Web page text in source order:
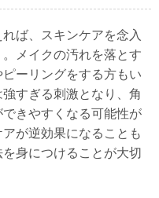
ば、スキンケアを念入
メイクの汚れを落とす
ーリングをする方もい
すぎる刺激となり、角
きやすくなる可能性が
が逆効果になることも
身につけることが大切